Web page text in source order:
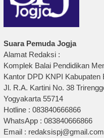
Suara Pemuda Jogja
Alamat Redaksi :
Komplek Balai Pendidikan
Kantor DPD KNPI Kabupaten
Jl. R.A. Kartini No. 38
Yogyakarta 55714
Hotline : 083840666866
WhatsApp : 083840666866
Email : redaksispj@gmail.com